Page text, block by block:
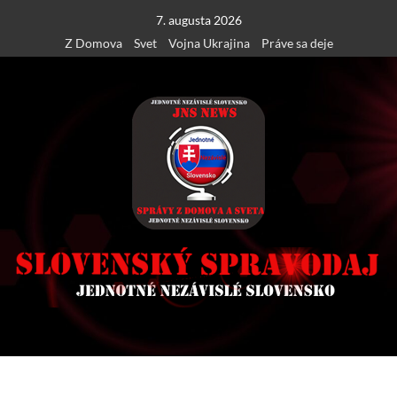
content
7. augusta 2026
Z Domova
Svet Vojna Ukrajina Práve sa deje